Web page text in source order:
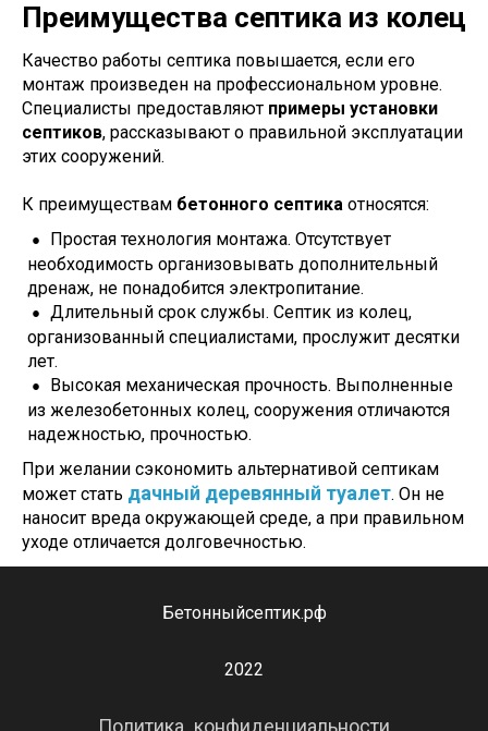
Преимущества септика из колец
Качество работы септика повышается, если его
монтаж произведен на профессиональном уровне.
Специалисты предоставляют примеры установки
септиков, рассказывают о правильной эксплуатации
этих сооружений.
К преимуществам бетонного септика относятся:
Простая технология монтажа. Отсутствует
необходимость организовывать дополнительный
дренаж, не понадобится электропитание.
Длительный срок службы. Септик из колец,
организованный специалистами, прослужит десятки
лет.
Высокая механическая прочность. Выполненные
из железобетонных колец, сооружения отличаются
надежностью, прочностью.
При желании сэкономить альтернативой септикам
может стать дачный деревянный туалет. Он не
наносит вреда окружающей среде, а при правильном
уходе отличается долговечностью.
Бетонныйсептик.рф
2022
Политика конфиденциальности